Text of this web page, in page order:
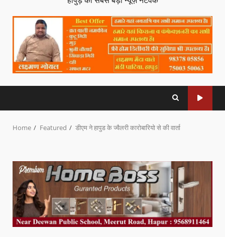
Home Featured डीएम ने हापुड के ज्वैलरी कारोबारियो से की वार्ता